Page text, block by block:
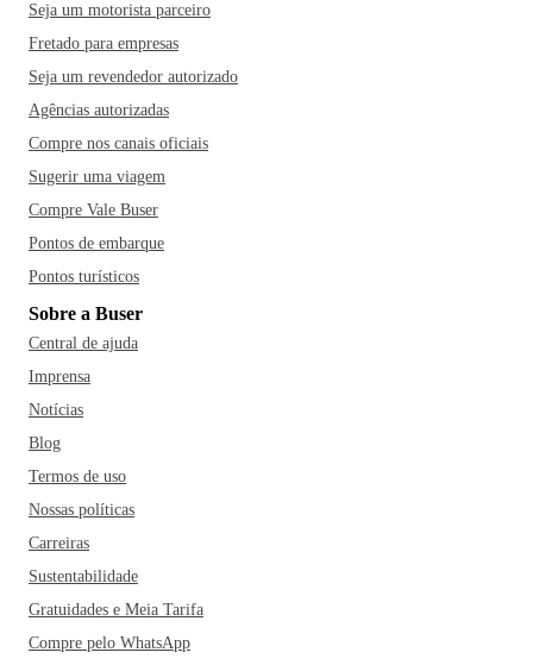
Seja um motorista parceiro
Fretado para empresas
Seja um revendedor autorizado
Agências autorizadas
Compre nos canais oficiais
Sugerir uma viagem
Compre Vale Buser
Pontos de embarque
Pontos turísticos
Sobre a Buser
Central de ajuda
Imprensa
Notícias
Blog
Termos de uso
Nossas políticas
Carreiras
Sustentabilidade
Gratuidades e Meia Tarifa
Compre pelo WhatsApp